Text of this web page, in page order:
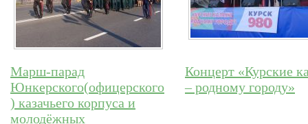
Марш-парад
Юнкерского(офицерского
) казачьего корпуса и
молодёжных
Концерт «Курские
– родному городу»